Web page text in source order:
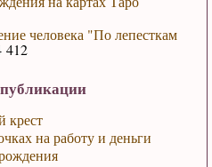
человека "По лепесткам
412
крест
на работу и деньги